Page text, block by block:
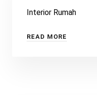
Interior Rumah
READ MORE